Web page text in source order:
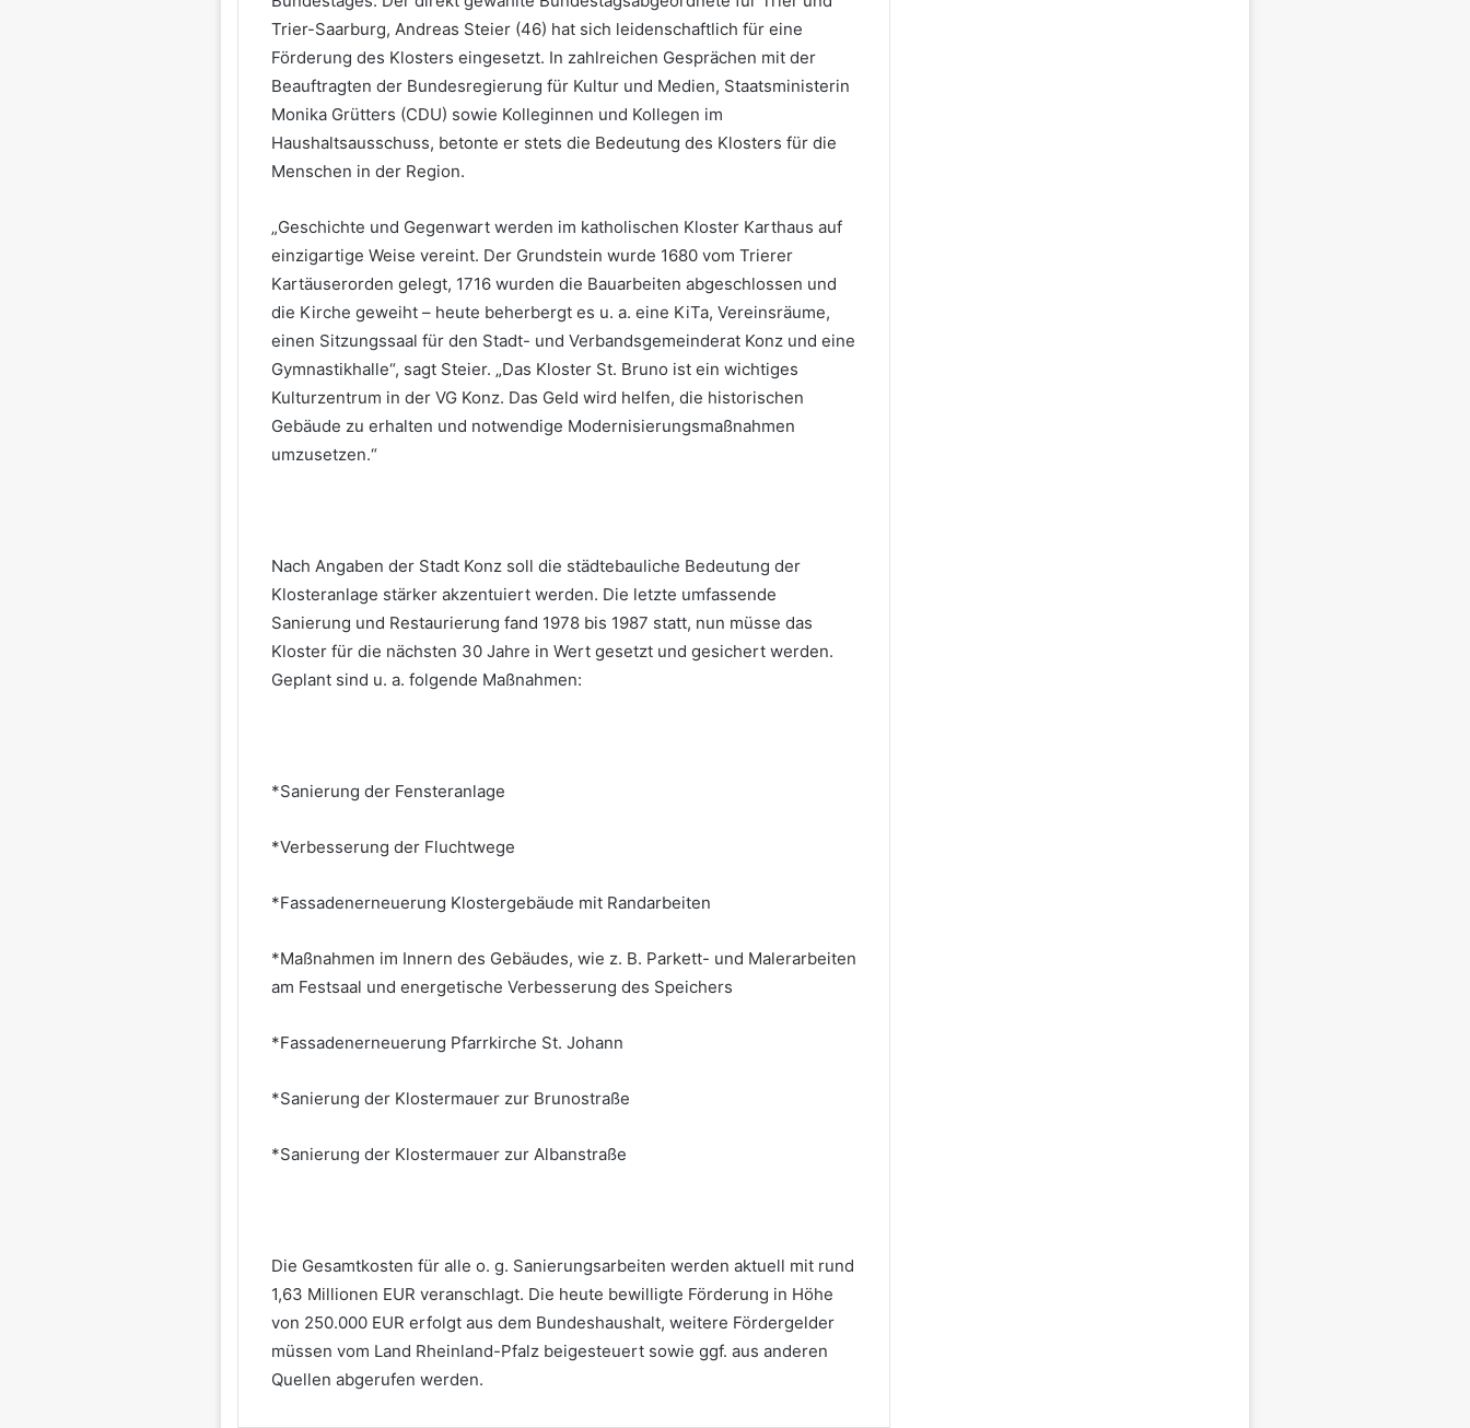
Trier-Saarburg, Andreas Steier (46) hat sich leidenschaftlich für eine
Förderung des Klosters eingesetzt. In zahlreichen Gesprächen mit der
Beauftragten der Bundesregierung für Kultur und Medien, Staatsministerin
Monika Grütters (CDU) sowie Kolleginnen und Kollegen im
Haushaltsausschuss, betonte er stets die Bedeutung des Klosters für die
Menschen in der Region.
„Geschichte und Gegenwart werden im katholischen Kloster Karthaus auf
einzigartige Weise vereint. Der Grundstein wurde 1680 vom Trierer
Kartäuserorden gelegt, 1716 wurden die Bauarbeiten abgeschlossen und
die Kirche geweiht – heute beherbergt es u. a. eine KiTa, Vereinsräume,
einen Sitzungssaal für den Stadt- und Verbandsgemeinderat Konz und eine
Gymnastikhalle“, sagt Steier. „Das Kloster St. Bruno ist ein wichtiges
Kulturzentrum in der VG Konz. Das Geld wird helfen, die historischen
Gebäude zu erhalten und notwendige Modernisierungsmaßnahmen
umzusetzen.“
Nach Angaben der Stadt Konz soll die städtebauliche Bedeutung der
Klosteranlage stärker akzentuiert werden. Die letzte umfassende
Sanierung und Restaurierung fand 1978 bis 1987 statt, nun müsse das
Kloster für die nächsten 30 Jahre in Wert gesetzt und gesichert werden.
Geplant sind u. a. folgende Maßnahmen:
*Sanierung der Fensteranlage
*Verbesserung der Fluchtwege
*Fassadenerneuerung Klostergebäude mit Randarbeiten
*Maßnahmen im Innern des Gebäudes, wie z. B. Parkett- und Malerarbeiten
am Festsaal und energetische Verbesserung des Speichers
*Fassadenerneuerung Pfarrkirche St. Johann
*Sanierung der Klostermauer zur Brunostraße
*Sanierung der Klostermauer zur Albanstraße
Die Gesamtkosten für alle o. g. Sanierungsarbeiten werden aktuell mit rund
1,63 Millionen EUR veranschlagt. Die heute bewilligte Förderung in Höhe
von 250.000 EUR erfolgt aus dem Bundeshaushalt, weitere Fördergelder
müssen vom Land Rheinland-Pfalz beigesteuert sowie ggf. aus anderen
Quellen abgerufen werden.